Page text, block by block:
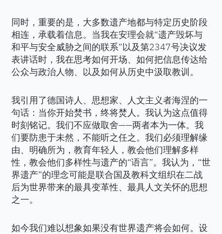
同时，重要的是，大多数遗产地都与特定历史阶段
相连，承载着信息。当我在安理会就“遗产毁坏与
和平与安全威胁之间的联系”以及第2347号决议发
表讲话时，我在思考如何开场、如何把信息传达给
公众与政治人物、以及如何从历史中汲取教训。
我引用了德国诗人、思想家、人文主义者海涅的一
句话：当你开始焚书，终将焚人。我认为这点值得
时刻铭记。我们不应做取舍——两者本为一体。我
们要防患于未然，不能听之任之。我们必须理解缘
由、明确所为，教育年轻人，教会他们理解多样
性，教会他们多样性与遗产的“语言”。我认为，“世
界遗产”的理念可能是联合国及教科文组织在二战
后为世界带来的最具变革性、最具人文关怀的思想
之一。
如今我们难以想象如果没有世界遗产将会如何。设